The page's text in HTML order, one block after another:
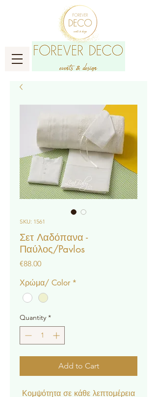
SKU: 1561
Σετ Λαδόπανα -
Παύλος/Pavlos
€88.00Price
Χρώμα/ Color *
Quantity *
Add to Cart
Κομψότητα σε κάθε λεπτομέρεια